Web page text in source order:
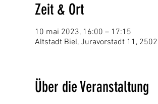
Zeit & Ort
10 mai 2023, 16:00 – 17:15
Altstadt Biel, Juravorstadt 11,
Über die Veranstaltung